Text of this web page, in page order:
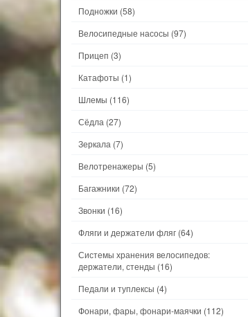
Подножки (58)
Велосипедные насосы (97)
Прицеп (3)
Катафоты (1)
Шлемы (116)
Сёдла (27)
Зеркала (7)
Велотренажеры (5)
Багажники (72)
Звонки (16)
Фляги и держатели фляг (64)
Системы хранения велосипедов:
держатели, стенды (16)
Педали и туплексы (4)
Фонари, фары, фонари-маячки (112)